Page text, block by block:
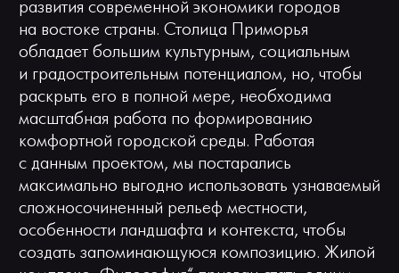
развития современной экономики городов
на востоке страны. Столица Приморья
обладает большим культурным, социальным
и градостроительным потенциалом, но, чтобы
раскрыть его в полной мере, необходима
масштабная работа по формированию
комфортной городской среды. Работая
с данным проектом, мы постарались
максимально выгодно использовать узнаваемый
сложносочиненный рельеф местности,
особенности ландшафта и контекста, чтобы
создать запоминающуюся композицию. Жилой